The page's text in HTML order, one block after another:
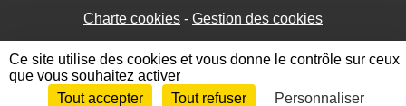
Charte cookies Gestion des cookies
Envie de participer ? Connexion
Ce site utilise des cookies et vous donne le contrôle sur ceux
que vous souhaitez activer
Tout accepter
Tout refuser Personnaliser